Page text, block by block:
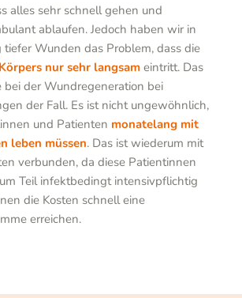
alles sehr schnell gehen und
ablaufen. Jedoch haben wir in
Wunden das Problem, dass die
nur sehr langsameintritt. Das
bei der Wundregeneration bei
der Fall. Es ist nicht ungewöhnlich,
und Patienten monatelang mit
leben müssen. Das ist wiederum mit
verbunden, da diese Patientinnen
Teil infektbedingt intensivpflichtig
die Kosten schnell eine
erreichen.